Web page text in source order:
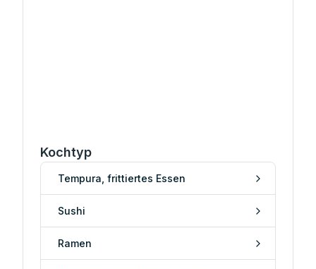
Kochtyp
Tempura, frittiertes Essen
Sushi
Ramen